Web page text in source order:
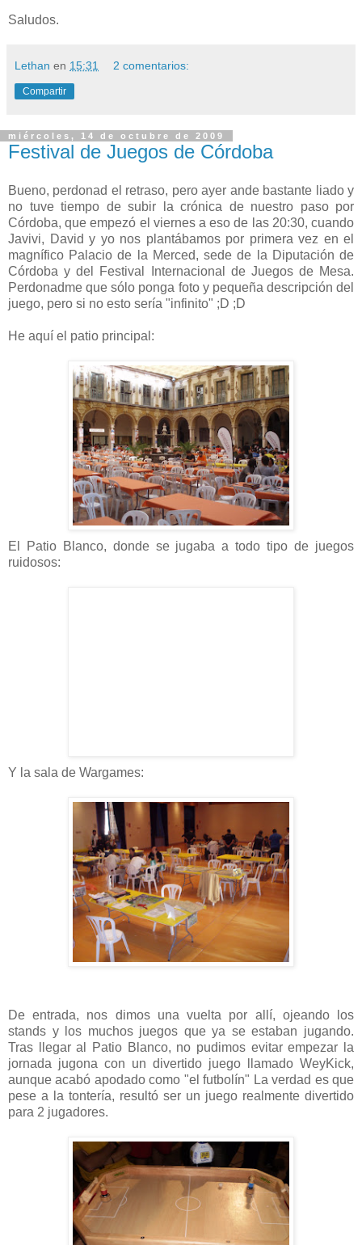
Saludos.
Lethan en 15:31 2 comentarios:
Compartir
miércoles, 14 de octubre de 2009
Festival de Juegos de Córdoba
Bueno, perdonad el retraso, pero ayer ande bastante liado y
no tuve tiempo de subir la crónica de nuestro paso por
Córdoba, que empezó el viernes a eso de las 20:30, cuando
Javivi, David y yo nos plantábamos por primera vez en el
magnífico Palacio de la Merced, sede de la Diputación de
Córdoba y del Festival Internacional de Juegos de Mesa.
Perdonadme que sólo ponga foto y pequeña descripción del
juego, pero si no esto sería "infinito" ;D ;D
He aquí el patio principal:
El Patio Blanco, donde se jugaba a todo tipo de juegos
ruidosos:
Y la sala de Wargames:
De entrada, nos dimos una vuelta por allí, ojeando los
stands y los muchos juegos que ya se estaban jugando.
Tras llegar al Patio Blanco, no pudimos evitar empezar la
jornada jugona con un divertido juego llamado WeyKick,
aunque acabó apodado como "el futbolín" La verdad es que
pese a la tontería, resultó ser un juego realmente divertido
para 2 jugadores.